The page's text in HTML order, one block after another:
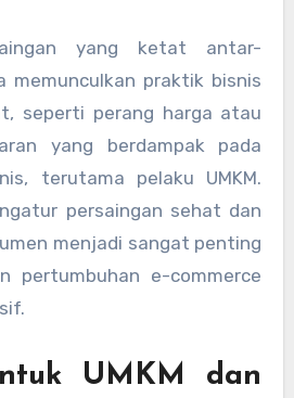
yang ketat antar-
memunculkan praktik bisnis
seperti perang harga atau
yang berdampak pada
terutama pelaku UMKM.
persaingan sehat dan
menjadi sangat penting
pertumbuhan e-commerce
UMKM dan